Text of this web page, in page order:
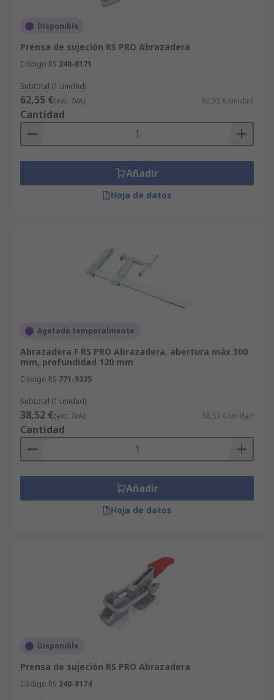
Disponible
Prensa de sujeción RS PRO Abrazadera
Código RS 240-8171
Subtotal (1 unidad)
62,55 €(exc. IVA) 62,55 €/unidad
Cantidad
Añadir
Hoja de datos
Agotado temporalmente
Abrazadera F RS PRO Abrazadera, abertura máx 300
mm, profundidad 120 mm
Código RS 771-9335
Subtotal (1 unidad)
38,52 €(exc. IVA) 38,52 €/unidad
Cantidad
Añadir
Hoja de datos
Disponible
Prensa de sujeción RS PRO Abrazadera
Código RS 240-8174